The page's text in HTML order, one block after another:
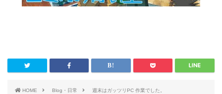
HOME Blog・日常 週末はガッツリPC 作業でした。